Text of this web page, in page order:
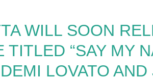
WILL SOON
TITLED “SAY MY
LOVATO AND